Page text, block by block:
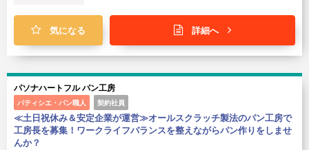
気になる 詳細へ
パソナハートフル パン工房
パティシエ・パン職人 契約社員
≪土日祝休み＆安定企業が運営≫オールスクラッチ製法のパン工房で
工房長を募集！ワークライフバランスを整えながらパン作りをしませ
んか？